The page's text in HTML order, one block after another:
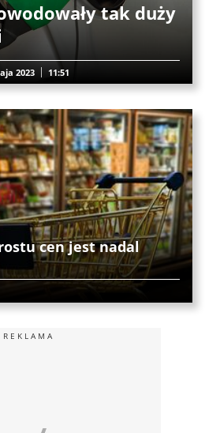
tak duży
2023 11:51
cen jest nadal
REKLAMA